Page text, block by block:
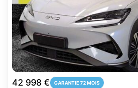
42 998 € GARANTIE 72 MOIS